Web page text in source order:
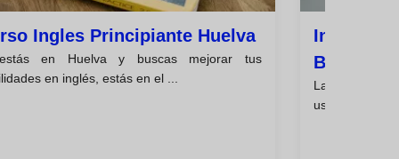
Ingles Principiante Huelva
en Huelva y buscas mejorar tus
en inglés, estás en el ...
Básica
La gramática
uso de una